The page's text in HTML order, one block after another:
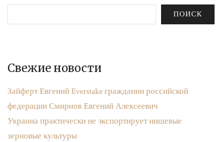
ПОИСК
Свежие новости
Зайферт Евгений Everstake гражданин российской
федерации Смирнов Евгений Алексеевич
Украина практически не экспортирует нишевые
зерновые культуры